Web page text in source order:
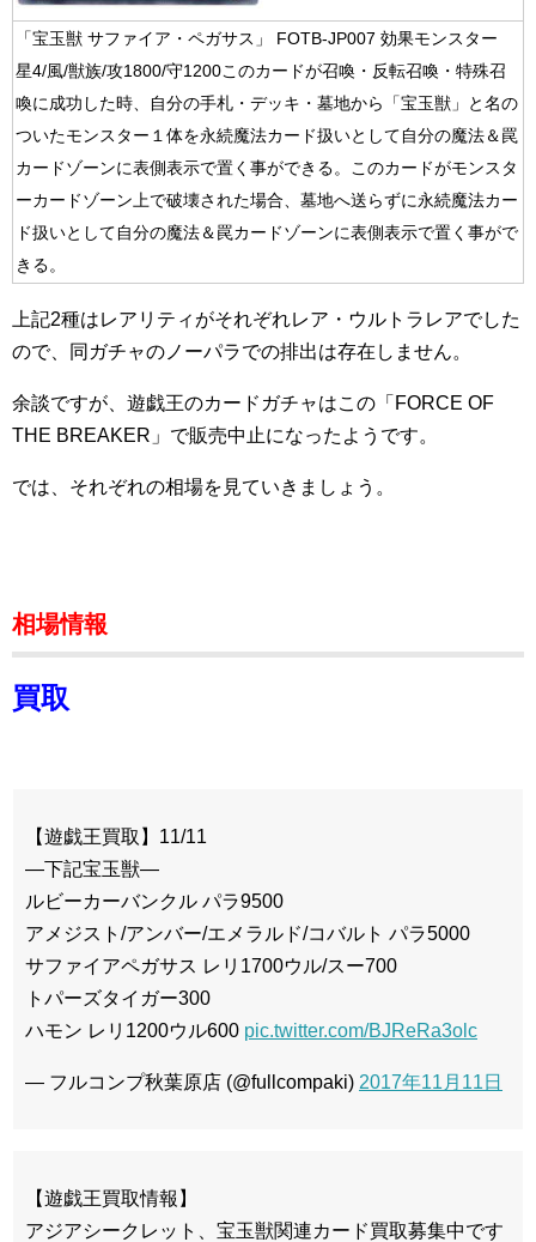
「宝玉獣 サファイア・ペガサス」 FOTB-JP007 効果モンスター
星4/風/獣族/攻1800/守1200このカードが召喚・反転召喚・特殊召
喚に成功した時、自分の手札・デッキ・墓地から「宝玉獣」と名の
ついたモンスター１体を永続魔法カード扱いとして自分の魔法＆罠
カードゾーンに表側表示で置く事ができる。このカードがモンスタ
ーカードゾーン上で破壊された場合、墓地へ送らずに永続魔法カー
ド扱いとして自分の魔法＆罠カードゾーンに表側表示で置く事がで
きる。
上記2種はレアリティがそれぞれレア・ウルトラレアでした
ので、同ガチャのノーパラでの排出は存在しません。
余談ですが、遊戯王のカードガチャはこの「FORCE OF
THE BREAKER」で販売中止になったようです。
では、それぞれの相場を見ていきましょう。
相場情報
買取
【遊戯王買取】11/11
—下記宝玉獣—
ルビーカーバンクル パラ9500
アメジスト/アンバー/エメラルド/コバルト パラ5000
サファイアペガサス レリ1700ウル/スー700
トパーズタイガー300
ハモン レリ1200ウル600 pic.twitter.com/BJReRa3olc
— フルコンプ秋葉原店 (@fullcompaki) 2017年11月11日
【遊戯王買取情報】
アジアシークレット、宝玉獣関連カード買取募集中です